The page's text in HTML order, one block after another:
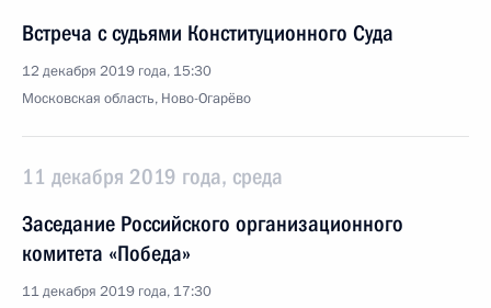
Встреча с судьями Конституционного Суда
12 декабря 2019 года, 15:30
Московская область, Ново-Огарёво
11 декабря 2019 года, среда
Заседание Российского организационного
комитета «Победа»
11 декабря 2019 года, 17:30